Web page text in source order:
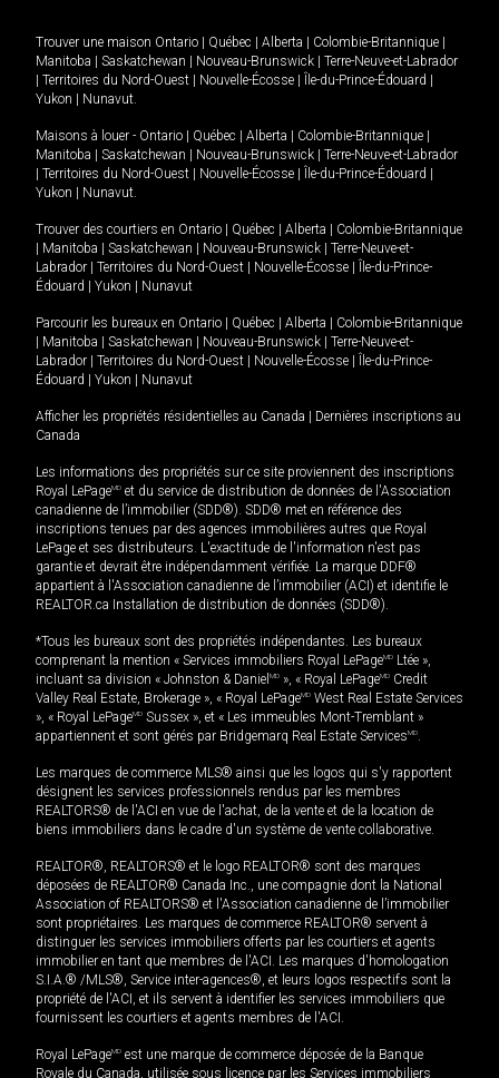
Trouver une maison Ontario Québec Alberta Colombie-Britannique
Manitoba
Saskatchewan Nouveau-Brunswick
Terre-Neuve-et-Labrador
Territoires du Nord-Ouest Nouvelle-Écosse Île-du-Prince-Édouard
Yukon
Nunavut.
Maisons à louer - Ontario Québec Alberta Colombie-Britannique
Manitoba
Saskatchewan Nouveau-Brunswick
Terre-Neuve-et-Labrador
Territoires du Nord-Ouest Nouvelle-Écosse Île-du-Prince-Édouard
Yukon
Nunavut.
Trouver des courtiers en Ontario Québec Alberta
Colombie-Britannique
Manitoba Saskatchewan Nouveau-Brunswick
Terre-Neuve-et-
Labrador
Territoires du Nord-Ouest Nouvelle-Écosse
Île-du-Prince-
Édouard
Yukon Nunavut
Parcourir les bureaux en Ontario Québec Alberta
Colombie-Britannique
Manitoba Saskatchewan Nouveau-Brunswick
Terre-Neuve-et-
Labrador
Territoires du Nord-Ouest Nouvelle-Écosse
Île-du-Prince-
Édouard
Yukon Nunavut
Afficher les propriétés résidentielles au Canada
Dernières inscriptions au
Canada
Les informations des propriétés sur ce site proviennent des inscriptions
Royal LePageMD et du service de distribution de données de l'Association
canadienne de l’immobilier (SDD®). SDD® met en référence des
inscriptions tenues par des agences immobilières autres que Royal
LePage et ses distributeurs. L'exactitude de l'information n'est pas
garantie et devrait être indépendamment vérifiée. La marque DDF®
appartient à l'Association canadienne de l’immobilier (ACI) et identifie le
REALTOR.ca Installation de distribution de données (SDD®).
*Tous les bureaux sont des propriétés indépendantes. Les bureaux
comprenant la mention « Services immobiliers Royal LePageMD Ltée »,
incluant sa division « Johnston & Daniel MD », « Royal LePageMD Credit
Valley Real Estate, Brokerage », « Royal LePageMD West Real Estate Services
», « Royal LePageMD Sussex », et « Les immeubles Mont-Tremblant »
appartiennent et sont gérés par Bridgemarq Real Estate ServicesMD.
Les marques de commerce MLS® ainsi que les logos qui s'y rapportent
désignent les services professionnels rendus par les membres
REALTORS® de l'ACI en vue de l'achat, de la vente et de la location de
biens immobiliers dans le cadre d'un système de vente collaborative.
REALTOR®, REALTORS® et le logo REALTOR® sont des marques
déposées de REALTOR® Canada Inc., une compagnie dont la National
Association of REALTORS® et l'Association canadienne de l’immobilier
sont propriétaires. Les marques de commerce REALTOR® servent à
distinguer les services immobiliers offerts par les courtiers et agents
immobilier en tant que membres de l'ACI. Les marques d'homologation
S.I.A.® /MLS®, Service inter-agences®, et leurs logos respectifs sont la
propriété de l'ACI, et ils servent à identifier les services immobiliers que
fournissent les courtiers et agents membres de l'ACI.
Royal LePageMD est une marque de commerce déposée de la Banque
Royale du Canada, utilisée sous licence par les Services immobiliers